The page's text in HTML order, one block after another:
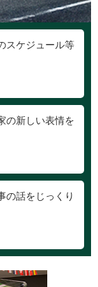
スケジュール等
の新しい表情を
の話をじっくり